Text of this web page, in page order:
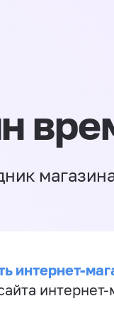
интернет-
интернет-